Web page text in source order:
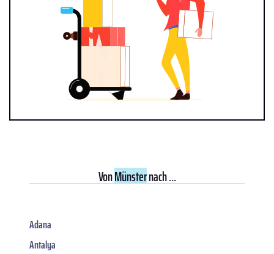
VonMünsternach ...
Adana
Antalya